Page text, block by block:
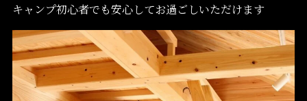
キャンプ初心者でも安心してお過ごしいただけます